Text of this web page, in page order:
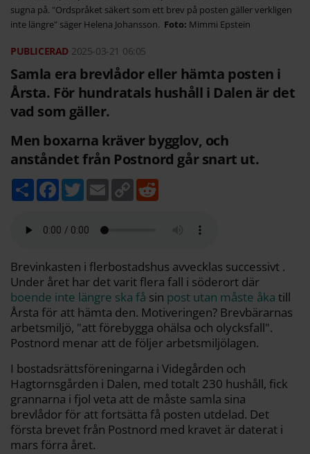
sugna på. "Ordspråket säkert som ett brev på posten gäller verkligen
inte längre" säger Helena Johansson.
Mimmi Epstein
2025-03-21 06:05
Samla era brevlådor eller hämta posten i
Årsta. För hundratals hushåll i Dalen är det
vad som gäller.
Men boxarna kräver bygglov, och
anståndet från Postnord går snart ut.
D
e
F
b
k
T
w
t
E
m
C
o
k
Brevinkasten i flerbostadshus avvecklas successivt .
Under året har det varit flera fall i söderort där
boende inte längre ska få sin post utan måste åka till
Årsta för att hämta den. Motiveringen? Brevbärarnas
arbetsmiljö, "att förebygga ohälsa och olycksfall".
Postnord menar att de följer arbetsmiljölagen.
I bostadsrättsföreningarna i Videgården och
Hagtornsgården i Dalen, med totalt 230 hushåll, fick
grannarna i fjol veta att de måste samla sina
brevlådor för att fortsätta få posten utdelad. Det
första brevet från Postnord med kravet är daterat i
mars förra året.